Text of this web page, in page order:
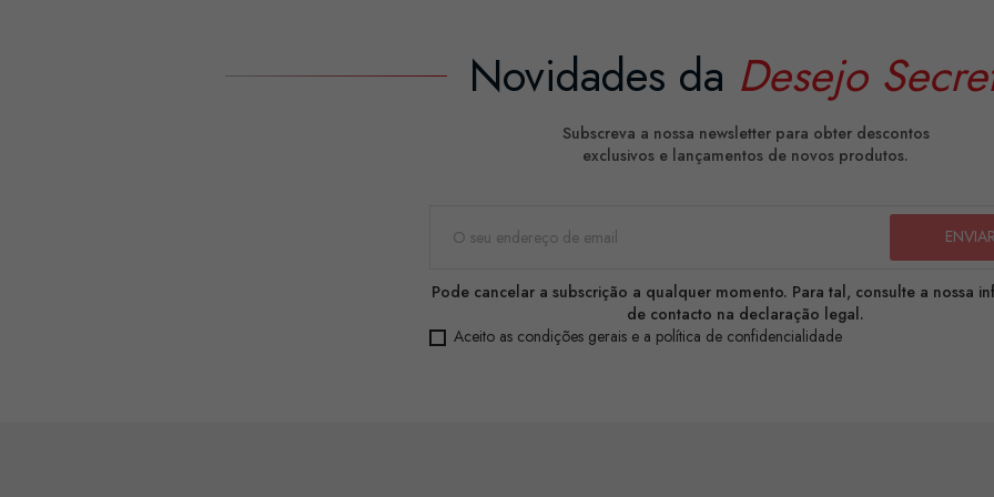
Novidades da Desejo
Subscreva a nossa newsletter para obter descontos
exclusivos e lançamentos de novos produtos.
Pode cancelar a subscrição a qualquer momento. Para tal, consulte a nossa
de contacto na declaração legal.
Aceito as condições gerais e a política de confidencialidade